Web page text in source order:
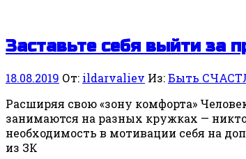
Заставьте себя выйти
18.08.2019 От: ildarvaliev Из:Быть
Расширяя свою «зону комфорта»
занимаются на разных кружках —
необходимость в мотивации себя на
из ЗК